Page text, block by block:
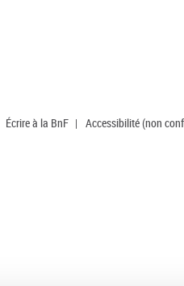
Écrire à la BnF | Accessibilité (non